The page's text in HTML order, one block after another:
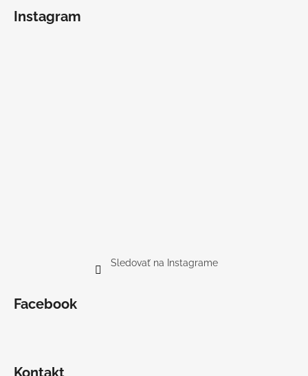
Instagram
Sledovať na Instagrame
Facebook
Kontakt